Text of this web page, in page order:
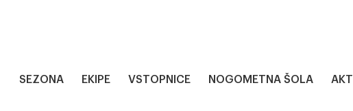
SEZONA EKIPE VSTOPNICE NOGOMETNA ŠOLA